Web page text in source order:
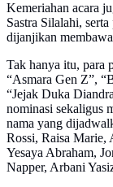
Kemeriahan acara
Sastra Silalahi,
dijanjikan
Tak hanya itu, para
“Asmara Gen Z”,
“Jejak Duka
nominasi sekaligus
nama yang
Rossi, Raisa Marie,
Yesaya Abraham,
Napper, Arbani